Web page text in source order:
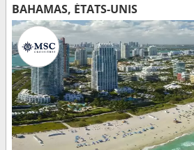
BAHAMAS, ÉTATS-UNIS